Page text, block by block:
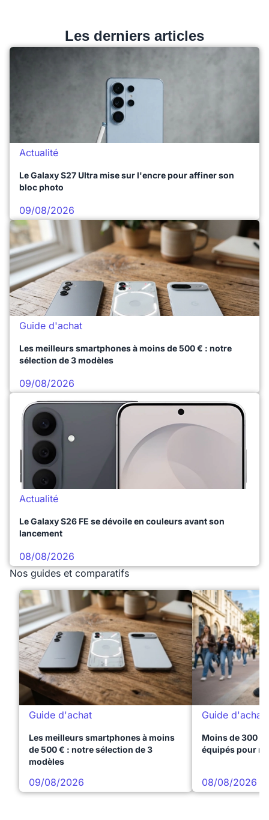
Les derniers articles
Actualité
Le Galaxy S27 Ultra mise sur l'encre pour affiner son
bloc photo
09/08/2026
Guide d'achat
Les meilleurs smartphones à moins de 500 € : notre
sélection de 3 modèles
09/08/2026
Actualité
Le Galaxy S26 FE se dévoile en couleurs avant son
lancement
08/08/2026
Nos guides et comparatifs
Guide d'achat
Les meilleurs smartphones à moins
de 500 € : notre sélection de 3
modèles
09/08/2026
Guide d'achat
Moins de 300 €
équipés pour
08/08/2026